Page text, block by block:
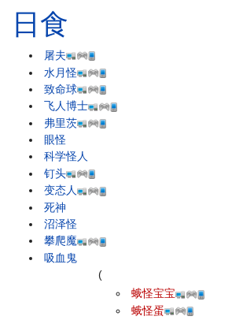
日食
屠夫
水月怪
致命球
飞人博士
弗里茨
眼怪
科学怪人
钉头
变态人
死神
沼泽怪
攀爬魔
吸血鬼
(
蛾怪宝宝
蛾怪蛋